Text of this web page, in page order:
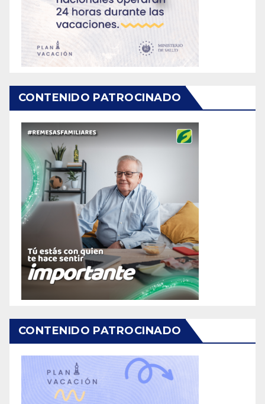
CONTENIDO PATROCINADO
CONTENIDO PATROCINADO